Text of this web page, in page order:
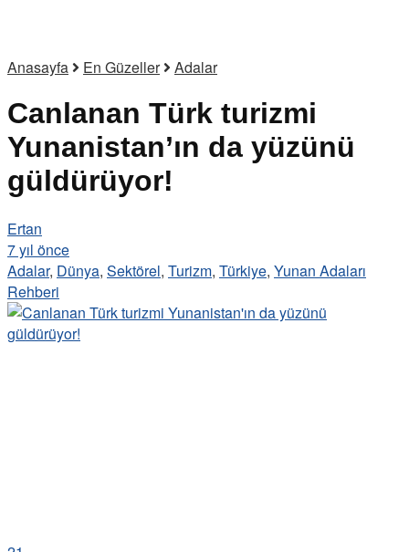
Anasayfa En Güzeller Adalar
Canlanan Türk turizmi
Yunanistan’ın da yüzünü
güldürüyor!
Ertan
7 yıl önce
Adalar, Dünya, Sektörel, Turizm, Türkiye, Yunan Adaları
Rehberi